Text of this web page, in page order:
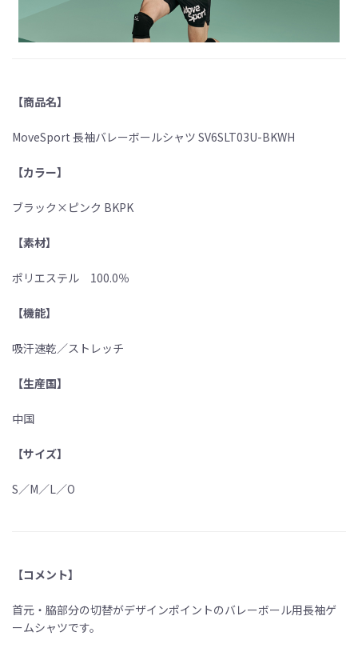
【商品名】
MoveSport 長袖バレーボールシャツ SV6SLT03U-BKWH
【カラー】
ブラック×ピンク BKPK
【素材】
ポリエステル 100.0％
【機能】
吸汗速乾／ストレッチ
【生産国】
中国
【サイズ】
S／M／L／O
【コメント】
首元・脇部分の切替がデザインポイントのバレーボール用長袖ゲ
ームシャツです。